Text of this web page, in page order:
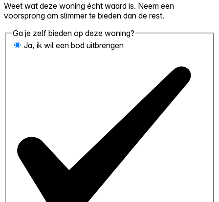
Weet wat deze woning écht waard is. Neem een
voorsprong om slimmer te bieden dan de rest.
Ga je zelf bieden op deze woning?
Ja, ik wil een bod uitbrengen